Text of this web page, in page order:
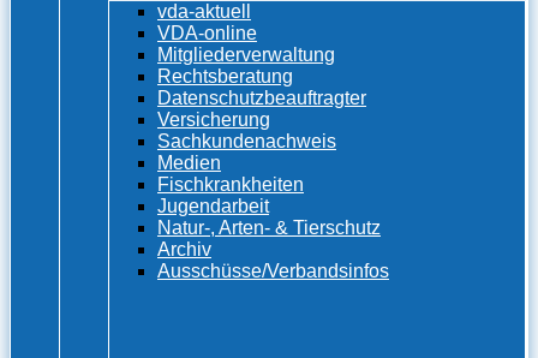
vda-aktuell
VDA-online
Mitgliederverwaltung
Rechtsberatung
Datenschutzbeauftragter
Versicherung
Sachkundenachweis
Medien
Fischkrankheiten
Jugendarbeit
Natur-, Arten- & Tierschutz
Archiv
Ausschüsse/Verbandsinfos